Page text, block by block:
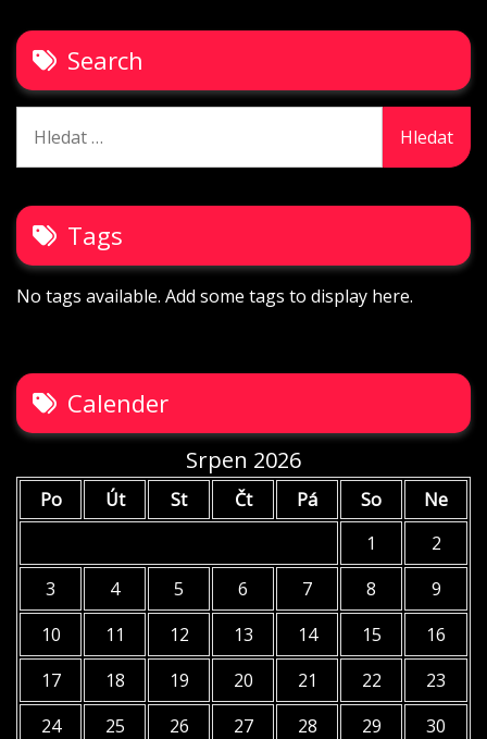
Search
Tags
No tags available. Add some tags to display here.
Calender
Srpen 2026
Po Út St Čt Pá So
Ne
1
2
3
4 5 6 7 8
9
10
11 12 13 14 15
16
17
18 19 20 21 22
23
24
25 26 27 28 29 30